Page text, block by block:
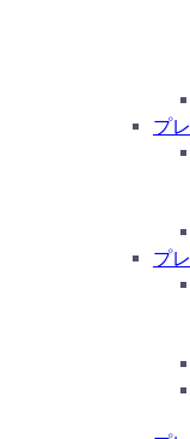
プ
プ